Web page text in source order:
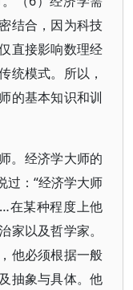
结合，因为科技
直接影响数理经
统模式。所以，
的基本知识和训
。经济学大师的
过：“经济学大师
在某种程度上他
家以及哲学家。
他必须根据一般
抽象与具体。他